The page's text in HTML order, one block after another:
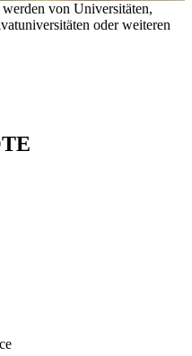
von Universitäten,
oder weiteren